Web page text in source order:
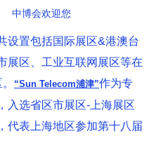
中博会欢迎您
设置包括国际展区&港澳台
展区、工业互联网展区等在
“Sun Telecom浦津”作为专
入选省区市展区-上海展区
代表上海地区参加第十八届